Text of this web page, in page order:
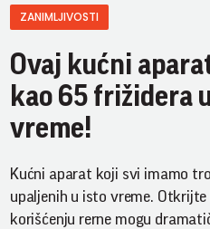
ZANIMLJIVOSTI
Ovaj kućni
kao 65 frižidera
vreme!
Kućni aparat koji svi imamo
upaljenih u isto vreme.
korišćenju rerne mogu